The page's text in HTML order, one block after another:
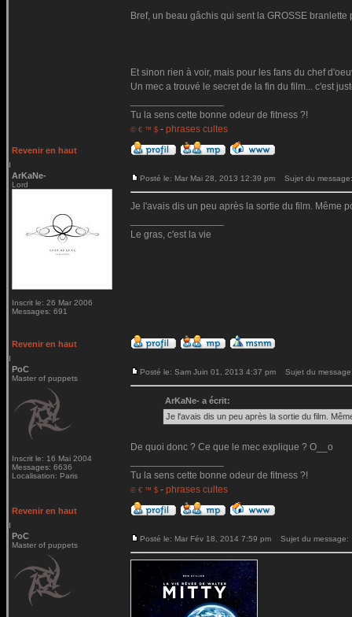
Bref, un beau gâchis qui sent la GROSSE
Et sinon rien à voir, mais pour les fans du chef
Un mec a trouvé le secret de la fin du film... c'est
Tu la sens cette bonne odeur de fitness ?!
© € ™ $ - phrases cultes
Revenir en haut
ArKaNe-
Lord
Inscrit le: 26 Mar 2006
Messages: 691
Posté le: Mar Mai 28, 2013 12:39 pm Sujet du message:
Je l'avais dis un peu après la sortie du film. Même
Le gras, c'est la vie
Revenir en haut
PoC
Master of puppets
Inscrit le: 16 Mai 2004
Messages: 6636
Localisation: Paris
Posté le: Sam Juin 01, 2013 4:37 pm Sujet du
ArKaNe- a écrit:
Je l'avais dis un peu après la sortie du film.
De quoi donc ? Ce que le mec explique ? O__o
Tu la sens cette bonne odeur de fitness ?!
© € ™ $ - phrases cultes
Revenir en haut
PoC
Master of puppets
Posté le: Mar Fév 18, 2014 7:59 pm Sujet du message: